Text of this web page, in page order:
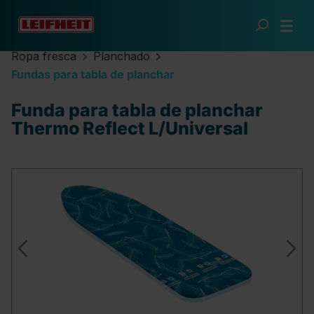
Saltar al contenido principal
Ropa fresca
Planchado
Fundas para tabla de planchar
Funda para tabla de planchar
Thermo Reflect L/Universal